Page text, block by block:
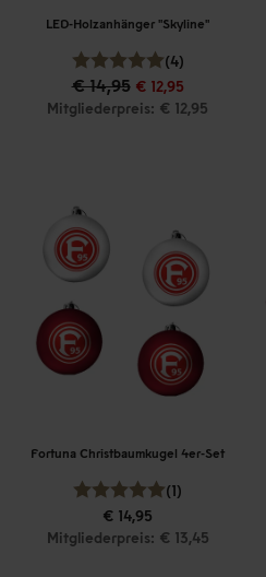
LED-Holzanhänger "Skyline"
(4)
€ 14,95 € 12,95
Mitgliederpreis: € 12,95
Fortuna Christbaumkugel 4er-Set
(1)
€ 14,95
Mitgliederpreis: € 13,45